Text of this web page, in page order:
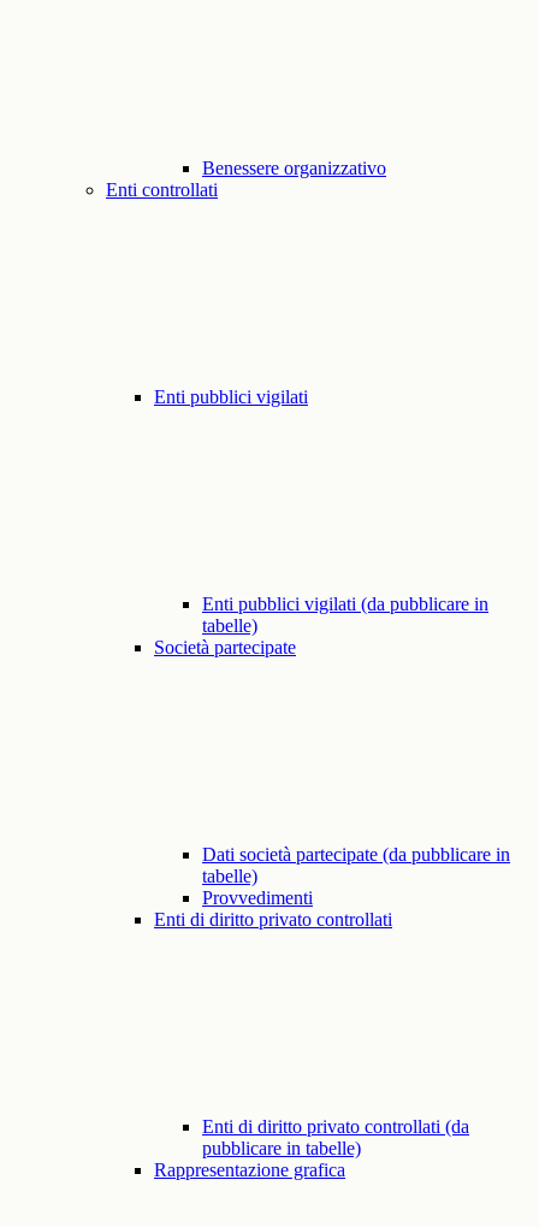
Benessere organizzativo
Enti controllati
Enti pubblici vigilati
Enti pubblici vigilati (da pubblicare in
tabelle)
Società partecipate
Dati società partecipate (da pubblicare in
tabelle)
Provvedimenti
Enti di diritto privato controllati
Enti di diritto privato controllati (da
pubblicare in tabelle)
Rappresentazione grafica